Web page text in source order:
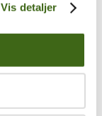
Vis detaljer